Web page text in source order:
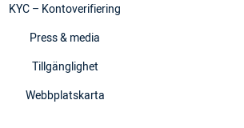
KYC – Kontoverifiering
Press & media
Tillgänglighet
Webbplatskarta